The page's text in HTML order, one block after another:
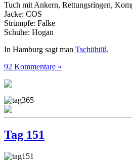
Tuch mit Ankern, Rettungsringen,
Jacke: COS
Strümpfe: Falke
Schuhe: Hogan
In Hamburg sagt man Tschühüß.
92 Kommentare »
Tag 151